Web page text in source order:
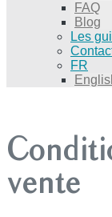
FAQ
Blog
Les
FR
vente